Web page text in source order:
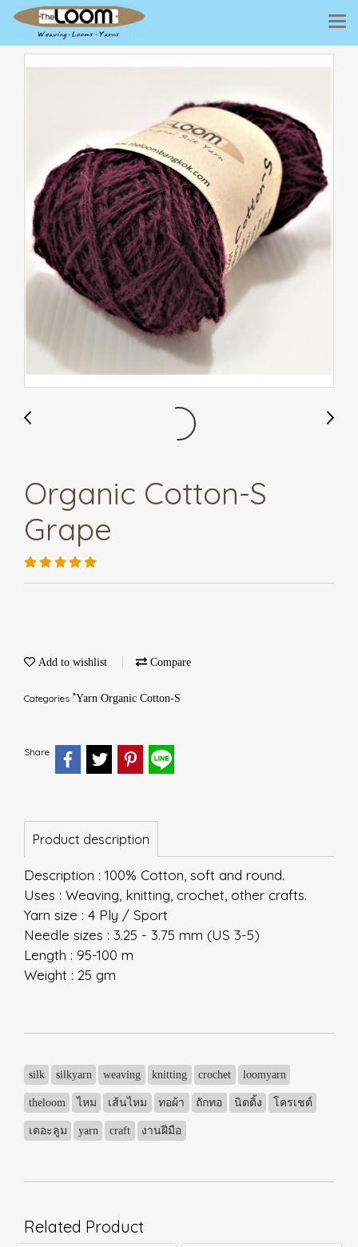
Organic Cotton-S
Grape
Add to wishlist Compare
Categories :ํYarn Organic Cotton-S
Share
Product description
Description : 100% Cotton, soft and round.
Uses : Weaving, knitting, crochet, other crafts.
Yarn size : 4 Ply / Sport
Needle sizes : 3.25 - 3.75 mm (US 3-5)
Length : 95-100 m
Weight : 25 gm
silk silkyarn weaving knitting crochet loomyarn
theloom ไหม เส้นไหม ทอผ้า ถักทอ นิตติ้ง โครเชต์
เดอะลูม yarn craft งานฝีมือ
Related Product